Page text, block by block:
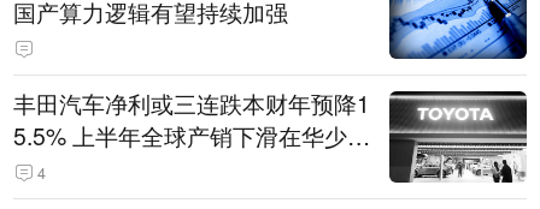
国产算力逻辑有望持续加强
丰田汽车净利或三连跌本财年预降1
5.5% 上半年全球产销下滑在华少卖
14.3万辆
4